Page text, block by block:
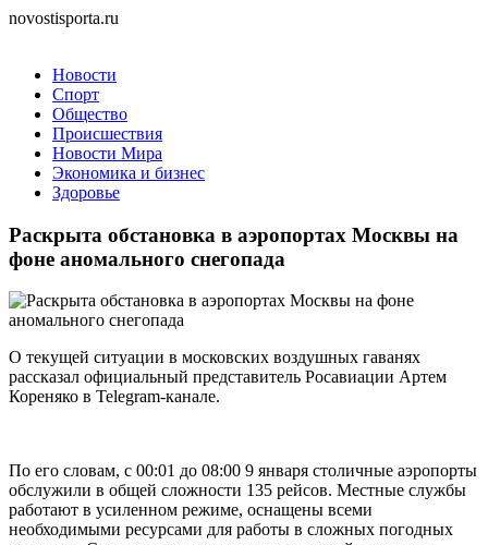
novostisporta.ru
Новости
Спорт
Общество
Происшествия
Новости Мира
Экономика и бизнес
Здоровье
Раскрыта обстановка в аэропортах Москвы на
фоне аномального снегопада
О текущей ситуации в московских воздушных гаванях
рассказал официальный представитель Росавиации Артем
Кореняко в Telegram-канале.
По его словам, с 00:01 до 08:00 9 января столичные аэропорты
обслужили в общей сложности 135 рейсов. Местные службы
работают в усиленном режиме, оснащены всеми
необходимыми ресурсами для работы в сложных погодных